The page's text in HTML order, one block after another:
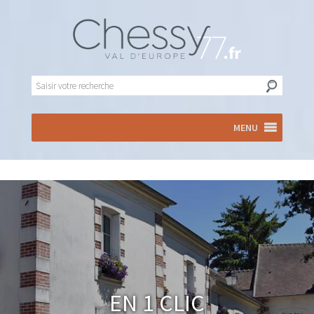
MENU
En 1 clic